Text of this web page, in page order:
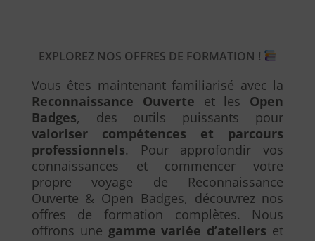
EXPLOREZ NOS OFFRES DE FORMATION !
Vous êtes maintenant familiarisé avec la
Reconnaissance Ouverte et les Open
Badges, des outils puissants pour
valoriser compétences et parcours
professionnels. Pour approfondir vos
connaissances et commencer votre
propre voyage de Reconnaissance
Ouverte & Open Badges, découvrez nos
offres de formation complètes. Nous
offrons une gamme variée d’ateliers et